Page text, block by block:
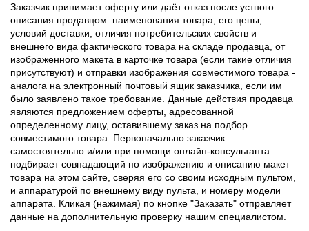
Заказчик принимает оферту или даёт отказ после устного
описания продавцом: наименования товара, его цены,
условий доставки, отличия потребительских свойств и
внешнего вида фактического товара на складе продавца, от
изображенного макета в карточке товара (если такие отличия
присутствуют) и отправки изображения совместимого товара -
аналога на электронный почтовый ящик заказчика, если им
было заявлено такое требование. Данные действия продавца
являются предложением оферты, адресованной
определенному лицу, оставившему заказ на подбор
совместимого товара. Первоначально заказчик
самостоятельно и/или при помощи онлайн-консультанта
подбирает совпадающий по изображению и описанию макет
товара на этом сайте, сверяя его со своим исходным пультом,
и аппаратурой по внешнему виду пульта, и номеру модели
аппарата. Кликая (нажимая) по кнопке "Заказать" отправляет
данные на дополнительную проверку нашим специалистом.